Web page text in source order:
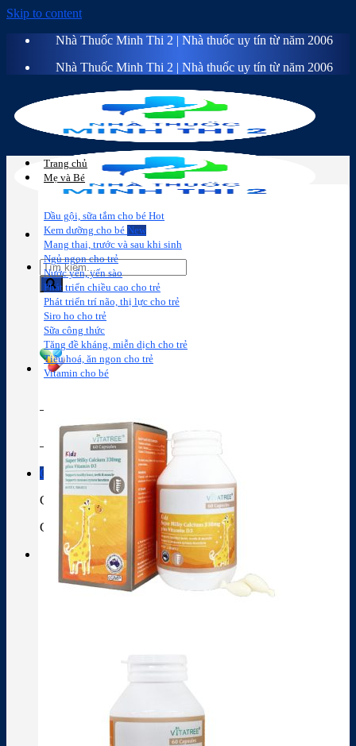
Skip to content
Nhà Thuốc Minh Thi 2 | Nhà thuốc uy tín từ năm 2006
Nhà Thuốc Minh Thi 2 | Nhà thuốc uy tín từ năm 2006
Sữa công
thức
Thành phần thuốc
Giỏ hàng
Giỏ hàng
Chưa có sản phẩm trong giỏ hàng.
Trang chủ
Mẹ và Bé
Dầu gội, sữa tắm cho bé
Kem dưỡng cho bé
Mang thai, trước và sau khi sinh
Ngủ ngon cho trẻ
Nước yến, yến sào
Phát triển chiều cao cho trẻ
Phát triển trí não, thị lực cho trẻ
Siro ho cho trẻ
Sữa công thức
Tăng đề kháng, miễn dịch cho trẻ
Tiêu hoá, ăn ngon cho trẻ
Vitamin cho bé